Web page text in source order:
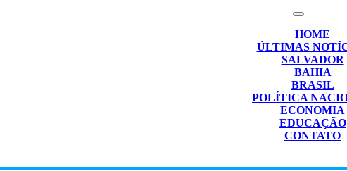
HOME
ÚLTIMAS
SALVADOR
BAHIA
BRASIL
POLÍTICA
ECONOMIA
EDUCAÇÃO
CONTATO